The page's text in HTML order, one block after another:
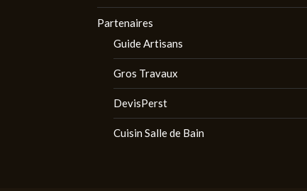
Partenaires
Guide Artisans
Gros Travaux
DevisPerst
Cuisin Salle de Bain